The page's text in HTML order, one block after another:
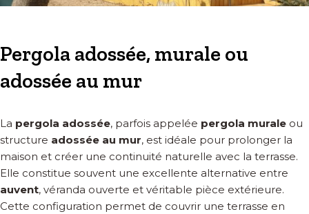
Pergola adossée, murale ou
adossée au mur
La pergola adossée, parfois appelée pergola muraleou
structure adossée au mur, est idéale pour prolonger la
maison et créer une continuité naturelle avec la terrasse.
Elle constitue souvent une excellente alternative entre
auvent, véranda ouverte et véritable pièce extérieure.
Cette configuration permet de couvrir une terrasse en